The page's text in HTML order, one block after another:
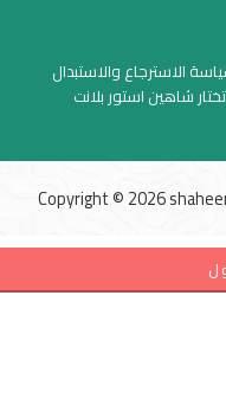
الاسترجاع والاستبدال
شاهين استور بلانت
Copyright © 2026